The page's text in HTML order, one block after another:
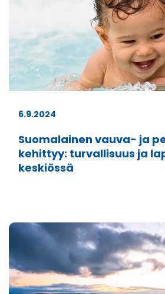
6.9.2024
Suomalainen vauva- ja
kehittyy: turvallisuus ja
keskiössä